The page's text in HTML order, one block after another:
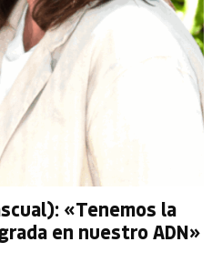
«Tenemos la
en nuestro ADN»